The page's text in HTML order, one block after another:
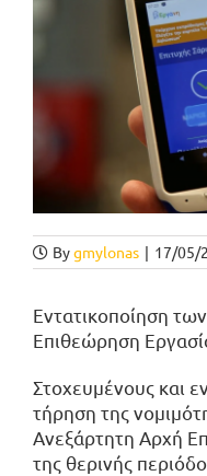
Bygmylonas | 17/05/
Εντατικοποίηση
Επιθεώρηση
Στοχευμένους και
τήρηση της
Ανεξάρτητη Αρχή
της θερινής